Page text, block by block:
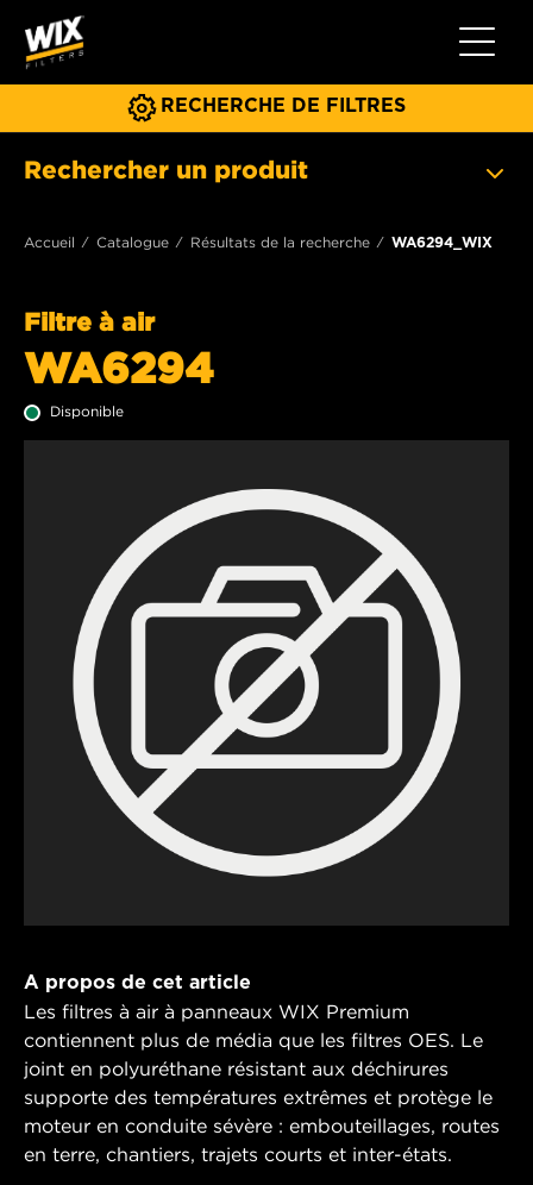
Toggle
RECHERCHE DE FILTRES
Rechercher un produit
Accueil Catalogue Résultats de la recherche WA6294_WIX
Filtre à air
WA6294
Disponible
A propos de cet article
Les filtres à air à panneaux WIX Premium
contiennent plus de média que les filtres OES. Le
joint en polyuréthane résistant aux déchirures
supporte des températures extrêmes et protège le
moteur en conduite sévère : embouteillages, routes
en terre, chantiers, trajets courts et inter-états.